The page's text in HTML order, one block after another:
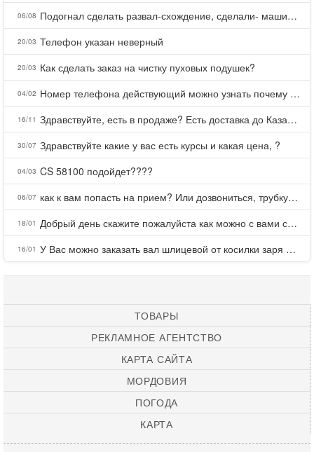
06/08 Подогнал сделать развал-схождение, сделали- машина уходит на право и колеса проверил все хорошо с атмосферами ужас как можно делать авто, не ужели не берегут свою репутацию, не советую.
20/03 Телефон указан неверный
20/03 Как сделать заказ на чистку пуховых подушек?
04/02 Номер телефона действующий можно узнать почему номер неправельный
16/11 Здравствуйте, есть в продаже? Есть доставка до Казани?
30/07 Здравствуйте какие у вас есть курсы и какая цена, ?
04/03 CS 58100 подойдет????
06/07 как к вам попасть на прием? Или дозвониться, трубку не берете.
18/01 Добрый день скажите пожалуйста как можно с вами связаться . Телефон не отвечает .Заказала кухню в тц Хороший есть претензии а менеджер контактов не дает .Что делать?
16/01 У Вас можно заказать вал шлицевой от косилки заря для мтз, который соединяет мотоблок с косилкой.?
ТОВАРЫ
РЕКЛАМНОЕ АГЕНТСТВО
КАРТА САЙТА
МОРДОВИЯ
ПОГОДА
КАРТА